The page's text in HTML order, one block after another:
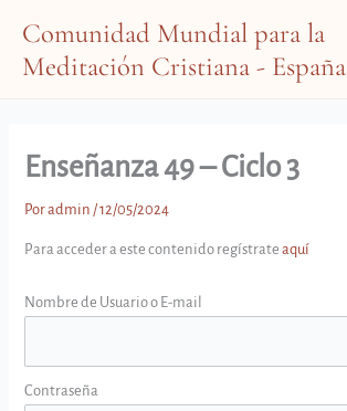
contenido
Comunidad Mundial para la
Meditación Cristiana - España
Enseñanza 49 – Ciclo 3
Poradmin /12/05/2024
Para acceder a este contenido regístrateaquí
Nombre de Usuario o E-mail
Contraseña